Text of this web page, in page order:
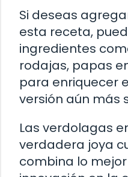
Si deseas
esta receta,
ingredientes
rodajas, papas
para enriquecer
versión aún más
Las verdolagas
verdadera joya
combina lo